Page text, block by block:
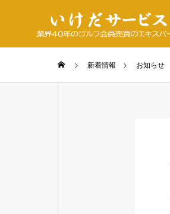
新着情報 お知らせ